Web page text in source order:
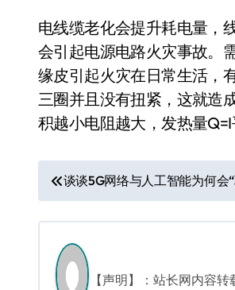
电线缆老化会提升耗电量，
会引起电源电路火灾事故。
缘皮引起火灾在日常生活，
三圈并且没有扭紧，这就造
积越小电阻越大，发热量
文
章
导
航
谈谈5G网络与人工智能为何会“
【声明】：站长网内容